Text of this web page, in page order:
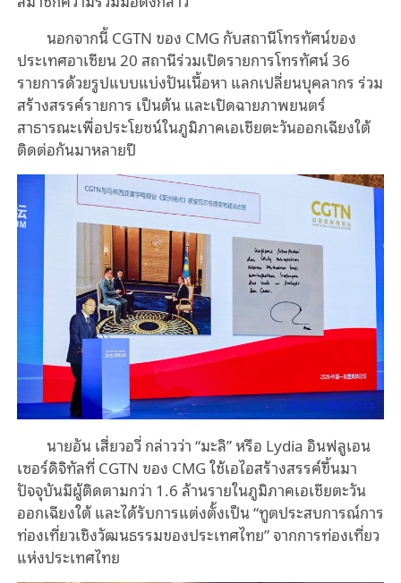
นอกจากนี้ CGTN ของ CMG กับสถานีโทรทัศน์ของ
ประเทศอาเซียน 20 สถานีร่วมเปิดรายการโทรทัศน์ 36
รายการด้วยรูปแบบแบ่งปันเนื้อหา แลกเปลี่ยนบุคลากร ร่วม
สร้างสรรค์รายการ เป็นต้น และเปิดฉายภาพยนตร์
สาธารณะเพื่อประโยชน์ในภูมิภาคเอเชียตะวันออกเฉียงใต้
ติดต่อกันมาหลายปี
นายอัน เสี่ยวอวี่ กล่าวว่า “มะลิ” หรือ Lydia อินฟลูเอน
เซอร์ดิจิทัลที่ CGTN ของ CMG ใช้เอไอสร้างสรรค์ขึ้นมา
ปัจจุบันมีผู้ติดตามกว่า 1.6 ล้านรายในภูมิภาคเอเชียตะวัน
ออกเฉียงใต้ และได้รับการแต่งตั้งเป็น “ทูตประสบการณ์การ
ท่องเที่ยวเชิงวัฒนธรรมของประเทศไทย” จากการท่องเที่ยว
แห่งประเทศไทย